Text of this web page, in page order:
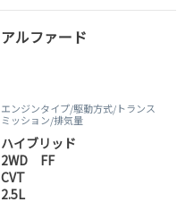
アルファード
エンジンタイプ/駆動方式/トランス
ミッション/排気量
ハイブリッド
2WD FF
CVT
2.5L